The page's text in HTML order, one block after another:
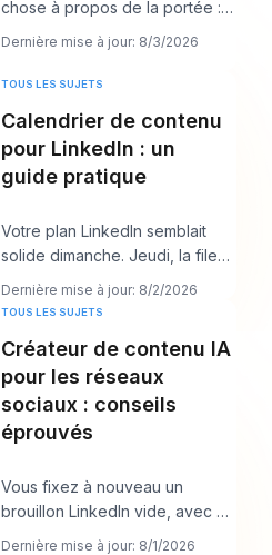
chose à propos de la portée :
publiez plus. Ce conseil semble
Dernière mise à jour: 8/3/2026
TOUS LES SUJETS
Calendrier de contenu
pour LinkedIn : un
guide pratique
Votre plan LinkedIn semblait
solide dimanche. Jeudi, la file
d’attente est vide, l’accroche
que vous
Dernière mise à jour: 8/2/2026
TOUS LES SUJETS
Créateur de contenu IA
pour les réseaux
sociaux : conseils
éprouvés
Vous fixez à nouveau un
brouillon LinkedIn vide, avec un
appel client dans dix minutes et
Dernière mise à jour: 8/1/2026